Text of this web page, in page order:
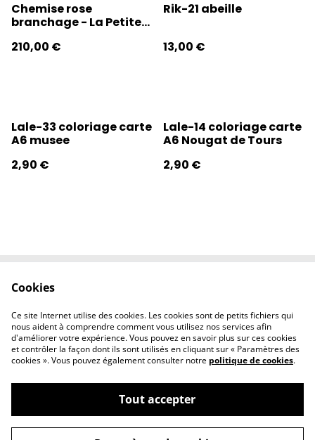
Chemise rose
branchage - La Petite
210,00 €
Rik-21 abeille
13,00 €
Lale-33 coloriage carte
A6 musee
2,90 €
Lale-14 coloriage carte
A6 Nougat de Tours
2,90 €
Contactez-nous
Politique de
confidentialité
Politique de
cookies
©2026l'éclipse
Cookies
Ce site Internet utilise des cookies. Les cookies sont de petits fichiers qui
nous aident à comprendre comment vous utilisez nos services afin
d'améliorer votre expérience. Vous pouvez en savoir plus sur ces cookies
et contrôler la façon dont ils sont utilisés en cliquant sur « Paramètres des
cookies ». Vous pouvez également consulter notre politique de cookies.
Tout accepter